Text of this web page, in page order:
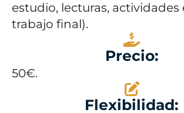
estudio, lecturas, actividades
trabajo final).
Precio:
50€.
Flexibilidad: